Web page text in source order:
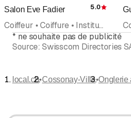
Salon Eve Fadier 5.0
Coiffeur • Coiffure • Institut de beauté • Onglerie • Soins et modelage d'Ongles • Manucure • Maquillage
* ne souhaite pas de publicité
Source: Swisscom Directories
local.ch•Cossonay-Ville•Onglerie